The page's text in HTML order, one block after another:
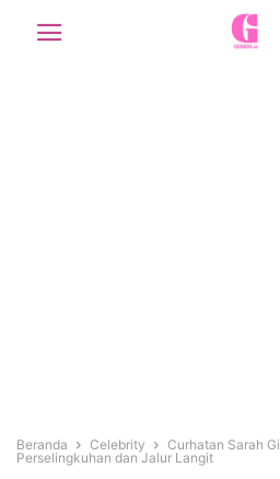
Beranda Celebrity
Curhatan Sarah
Perselingkuhan dan Jalur Langit